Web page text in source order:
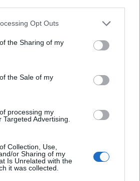
app uses one or more Google
or usage behaviour. You may click to
Google and its third-party tags to
specified purposes in below Google
Opt Outs
the Sharing of my
the Sale of my
processing my
Advertising.
Collection, Use,
or Sharing of my
Is Unrelated with the
it was collected.
bolognese, decise di seguire il
sportivo dopo una notte al
pagine di competizioni e
In redazione predilige reportage
prova della svolta.